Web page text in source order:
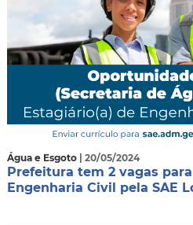
Água e Esgoto | 20/05/2024
Prefeitura tem 2 vagas
Engenharia Civil pela SAE